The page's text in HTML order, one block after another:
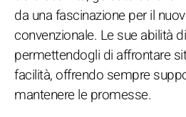
da una fascinazione per il
convenzionale. Le sue abilità
permettendogli di affrontare
facilità, offrendo sempre
mantenere le promesse.